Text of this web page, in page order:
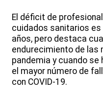
El déficit de
cuidados sanitarios
años, pero destaca
endurecimiento de
pandemia y cuando
el mayor número de
con COVID-19.